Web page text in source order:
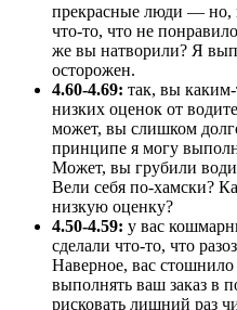
прекрасные люди — но,
что-то, что не
же вы натворили? Я
осторожен.
4.60-4.69: так, вы
низких оценок от
может, вы слишком
принципе я могу
Может, вы грубили
Вели себя по-хамски?
низкую оценку?
4.50-4.59: у вас
сделали что-то, что
Наверное, вас
выполнять ваш заказ в
рисковать лишний раз